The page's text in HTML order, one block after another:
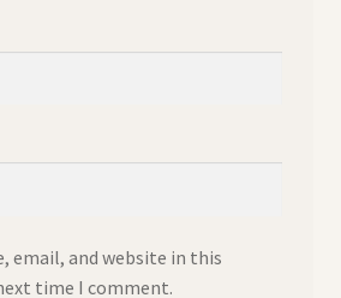
email, and website in this
time I comment.